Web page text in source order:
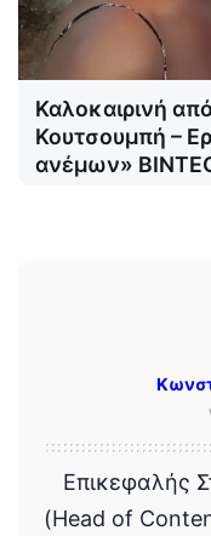
Καλοκαιρινή
Κουτσουμπή –
ανέμων»
Επικεφαλής
(Head of